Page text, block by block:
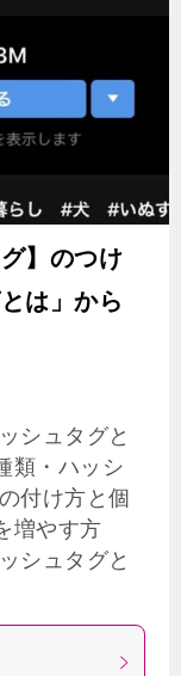
】のつけ
は」から
シュタグと
類・ハッシ
付け方と個
増やす方
シュタグと